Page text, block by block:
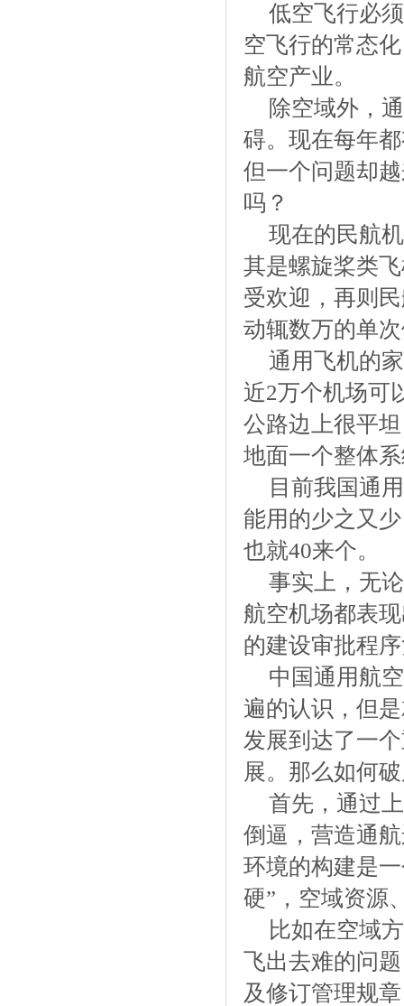
低空飞行必
空飞行的常态
航空产业。
除空域外，
碍。现在每年
但一个问题却
吗？
现在的民航
其是螺旋桨类
受欢迎，再则
动辄数万的单
通用飞机的
近2万个机场可
公路边上很平
地面一个整体
目前我国通
能用的少之又
也就40来个。
事实上，无
航空机场都表
的建设审批程
中国通用航
遍的认识，但
发展到达了一
展。那么如何
首先，通过
倒逼，营造通
环境的构建是
硬”，空域资源
比如在空域
飞出去难的问
及修订管理规